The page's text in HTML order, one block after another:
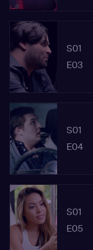
S01
E03
S01
E04
S01
E05